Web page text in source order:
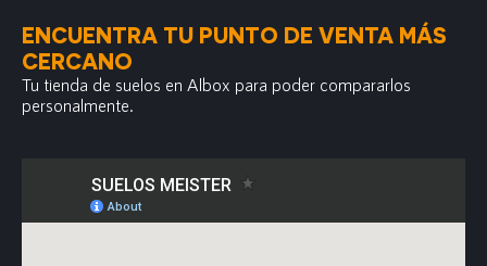
ENCUENTRA TU PUNTO DE VENTA MÁS
CERCANO
Tu tienda de suelos en Albox para poder compararlos
personalmente.